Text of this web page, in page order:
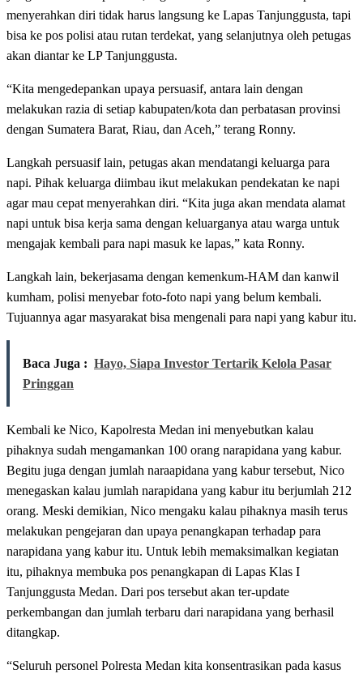
menyerahkan diri tidak harus langsung ke Lapas Tanjunggusta, tapi
bisa ke pos polisi atau rutan terdekat, yang selanjutnya oleh petugas
akan diantar ke LP Tanjunggusta.
“Kita mengedepankan upaya persuasif, antara lain dengan
melakukan razia di setiap kabupaten/kota dan perbatasan provinsi
dengan Sumatera Barat, Riau, dan Aceh,” terang Ronny.
Langkah persuasif lain, petugas akan mendatangi keluarga para
napi. Pihak keluarga diimbau ikut melakukan pendekatan ke napi
agar mau cepat menyerahkan diri. “Kita juga akan mendata alamat
napi untuk bisa kerja sama dengan keluarganya atau warga untuk
mengajak kembali para napi masuk ke lapas,” kata Ronny.
Langkah lain, bekerjasama dengan kemenkum-HAM dan kanwil
kumham, polisi menyebar foto-foto napi yang belum kembali.
Tujuannya agar masyarakat bisa mengenali para napi yang kabur itu.
Baca Juga : Hayo, Siapa Investor Tertarik Kelola Pasar
Pringgan
Kembali ke Nico, Kapolresta Medan ini menyebutkan kalau
pihaknya sudah mengamankan 100 orang narapidana yang kabur.
Begitu juga dengan jumlah naraapidana yang kabur tersebut, Nico
menegaskan kalau jumlah narapidana yang kabur itu berjumlah 212
orang. Meski demikian, Nico mengaku kalau pihaknya masih terus
melakukan pengejaran dan upaya penangkapan terhadap para
narapidana yang kabur itu. Untuk lebih memaksimalkan kegiatan
itu, pihaknya membuka pos penangkapan di Lapas Klas I
Tanjunggusta Medan. Dari pos tersebut akan ter-update
perkembangan dan jumlah terbaru dari narapidana yang berhasil
ditangkap.
“Seluruh personel Polresta Medan kita konsentrasikan pada kasus